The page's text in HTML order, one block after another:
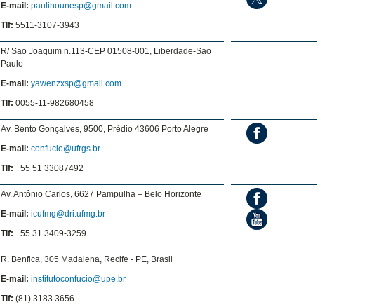
E-mail: paulinounesp@gmail.com
Tlf: 5511-3107-3943
R/ Sao Joaquim n.113-CEP 01508-001, Liberdade-Sao
Paulo
E-mail: yawenzxsp@gmail.com
Tlf: 0055-11-982680458
Av. Bento Gonçalves, 9500, Prédio 43606 Porto Alegre
E-mail: confucio@ufrgs.br
Tlf: +55 51 33087492
Av. Antônio Carlos, 6627 Pampulha – Belo Horizonte
E-mail: icufmg@dri.ufmg.br
Tlf: +55 31 3409-3259
R. Benfica, 305 Madalena, Recife - PE, Brasil
E-mail: institutoconfucio@upe.br
Tlf: (81) 3183 3656